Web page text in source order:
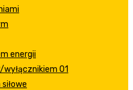
energii
wyłącznikiem 01